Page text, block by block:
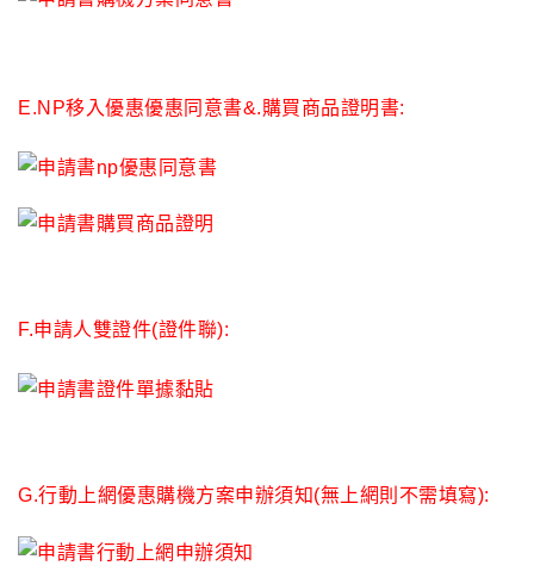
E.NP移入優惠優惠同意書&.購買商品證明書:
F.申請人雙證件(證件聯):
G.行動上網優惠購機方案申辦須知(無上網則不需填寫):